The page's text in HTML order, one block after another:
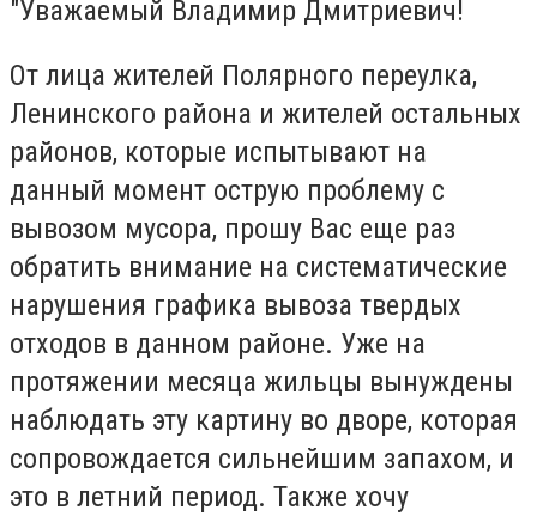
"Уважаемый Владимир Дмитриевич!
От лица жителей Полярного переулка,
Ленинского района и жителей остальных
районов, которые испытывают на
данный момент острую проблему с
вывозом мусора, прошу Вас еще раз
обратить внимание на систематические
нарушения графика вывоза твердых
отходов в данном районе. Уже на
протяжении месяца жильцы вынуждены
наблюдать эту картину во дворе, которая
сопровождается сильнейшим запахом, и
это в летний период. Также хочу